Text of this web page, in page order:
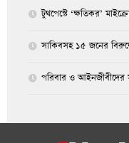
টুথপেস্টে ‘ক্ষতিকর’
সাকিবসহ ১৫ জনের
পরিবার ও আইনজীবীদের